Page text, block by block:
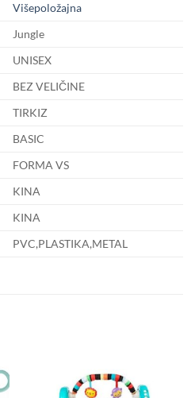
Višepoložajna
Jungle
UNISEX
BEZ VELIČINE
TIRKIZ
BASIC
FORMA VS
KINA
KINA
PVC,PLASTIKA,METAL